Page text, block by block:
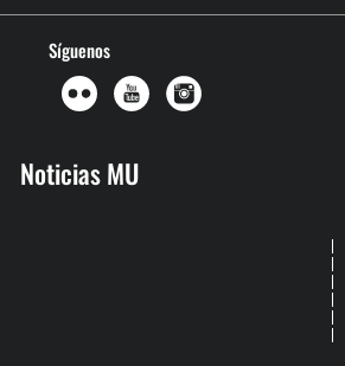
Síguenos
Noticias MU